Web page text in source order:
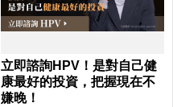
立即諮詢HPV！是對自己健
康最好的投資，把握現在不
嫌晚！